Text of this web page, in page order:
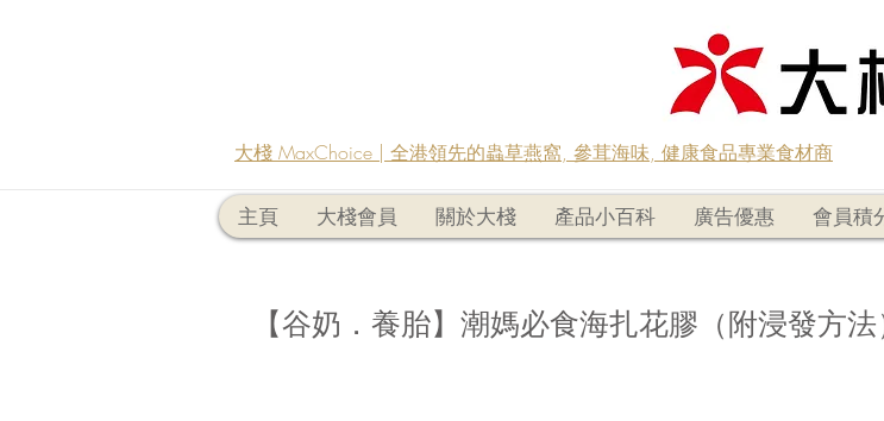
大棧 MaxChoice | 全港領先的蟲草燕窩, 參茸海味, 健康食品專業食材商
主頁 大棧會員 關於大棧 產品小百科 廣告優惠 會員積
【谷奶．養胎】潮媽必食海扎花膠（附浸發方法